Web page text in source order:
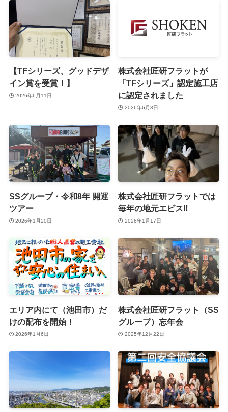
【TFシリーズ、グッドデザ
イン賞を受賞！】
2026年6月11日
株式会社匠研フラットが
「TFシリーズ」認定施工店
に認定されました
2026年6月3日
SSグループ・令和8年 開運
ツアー
2026年1月20日
株式会社匠研フラットでは
毎年の地元エビス‼️
2026年1月17日
エリア内にて（池田市）だ
けの配布を開始！
2026年1月6日
株式会社匠研フラット（SS
グループ）忘年会
2025年12月22日